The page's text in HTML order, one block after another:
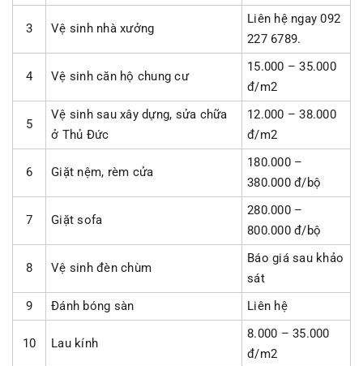
3 Vệ sinh nhà xưởng
Liên hệ ngay 092
227 6789.
4 Vệ sinh căn hộ chung cư
15.000 – 35.000
đ/m2
5
Vệ sinh sau xây dựng, sửa chữa
ở Thủ Đức
12.000 – 38.000
đ/m2
6 Giặt nệm, rèm cửa
180.000 –
380.000 đ/bộ
7 Giặt sofa
280.000 –
800.000 đ/bộ
8 Vệ sinh đèn chùm
Báo giá sau khảo
sát
9
Đánh bóng sàn Liên hệ
10 Lau kính
8.000 – 35.000
đ/m2